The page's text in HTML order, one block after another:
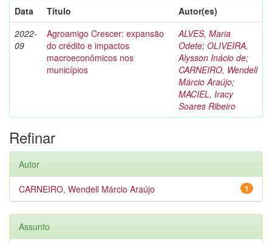
Data
Título
Autor(es)
2022-
09
Agroamigo Crescer: expansão
do crédito e impactos
macroeconômicos nos
municípios
ALVES, Maria
Odete; OLIVEIRA,
Alysson Inácio de;
CARNEIRO, Wendell
Márcio Araújo;
MACIEL, Iracy
Soares Ribeiro
Refinar
Autor
1
CARNEIRO, Wendell Márcio Araújo
Assunto